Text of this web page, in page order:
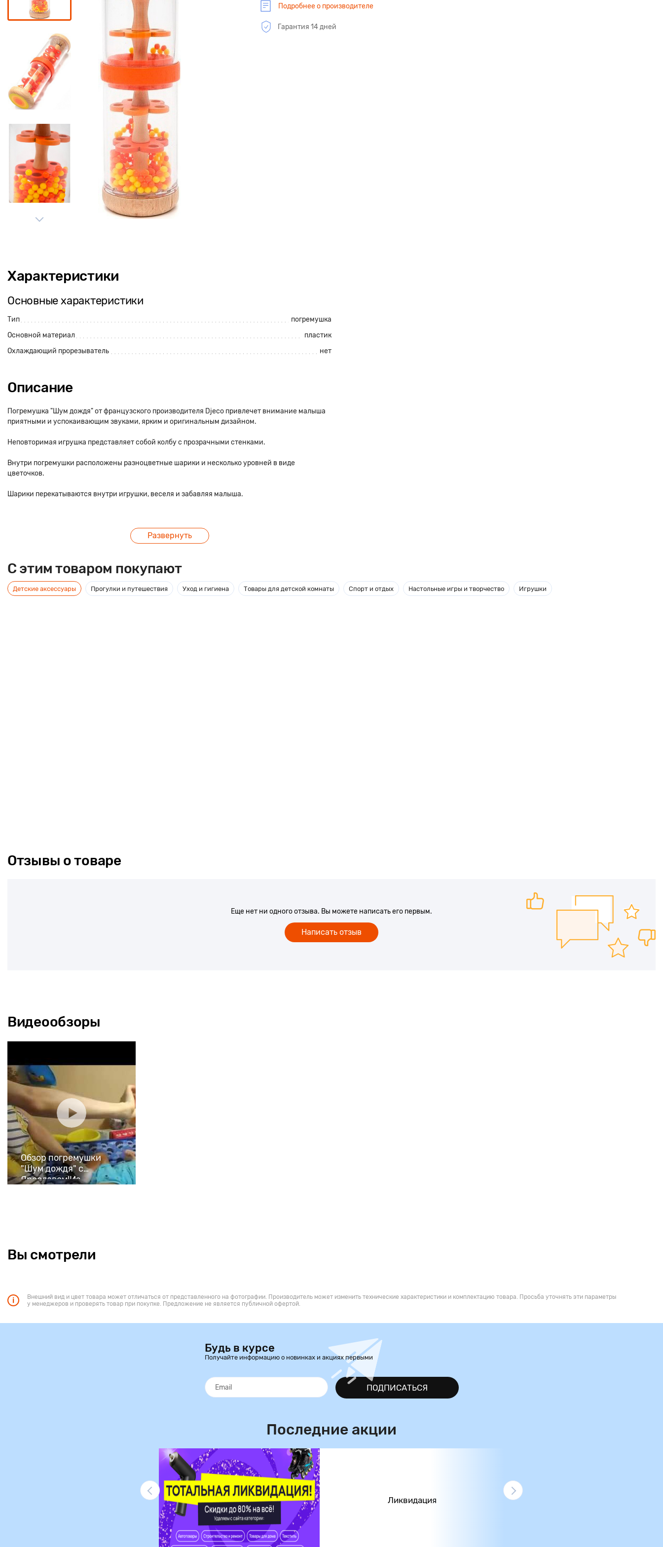
Подробнее о производителе
Гарантия 14 дней
Характеристики
Основные характеристики
Тип
погремушка
Основной материал
пластик
Охлаждающий прорезыватель
нет
Описание
Погремушка "Шум дождя" от французского производителя Djeco привлечет внимание малыша
приятными и успокаивающим звуками, ярким и оригинальным дизайном.
Неповторимая игрушка представляет собой колбу с прозрачными стенками.
Внутри погремушки расположены разноцветные шарики и несколько уровней в виде
цветочков.
Шарики перекатываются внутри игрушки, веселя и забавляя малыша.
Развернуть
C этим товаром покупают
Детские аксессуары Прогулки и путешествия Уход и гигиена Товары для детской комнаты Спорт и отдых Настольные игры и творчество Игрушки
Отзывы о товаре
Еще нет ни одного отзыва. Вы можете написать его первым.
Написать отзыв
Видеообзоры
Обзор погремушки
"Шум дождя" с
Ярославом!Из
Вы смотрели
Внешний вид и цвет товара может отличаться от представленного на фотографии. Производитель может изменить технические характеристики и комплектацию товара. Просьба уточнять эти параметры
у менеджеров и проверять товар при покупке. Предложение не является публичной офертой.
Будь в курсе
Получайте информацию о новинках и акциях первыми
ПОДПИСАТЬСЯ
Последние акции
Ликвидация